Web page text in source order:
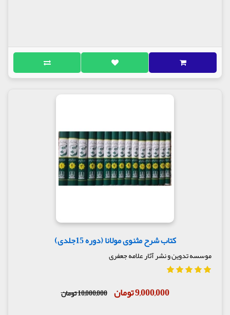
کتاب شرح مثنوی مولانا (دوره 15جلدی)
موسسه تدوین و نشر آثار علامه جعفری
9,000,000 تومان 10,000,000 تومان